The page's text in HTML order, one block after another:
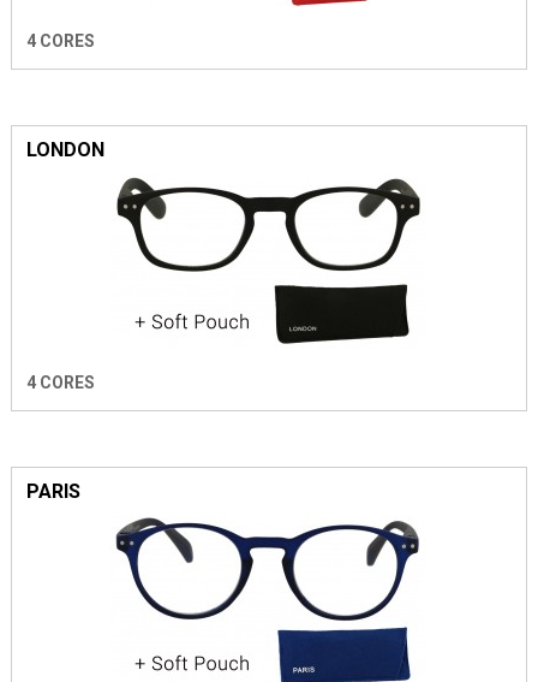
4 CORES
LONDON
4 CORES
PARIS